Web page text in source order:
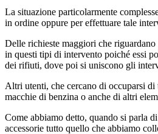
La situazione particolarmente
in ordine oppure per effettuare tale
Delle richieste maggiori che riguardano
in questi tipi di intervento poiché essi
dei rifiuti, dove poi si uniscono gli
Altri utenti, che cercano di occuparsi di
macchie di benzina o anche di altri
Come abbiamo detto, quando si parla di
accessorie tutto quello che abbiamo